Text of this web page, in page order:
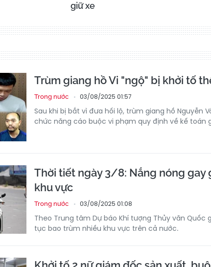
giữ xe
Trùm giang hồ Vi "ngộ" bị khởi tố
Trong nước 03/08/2025 01:57
Sau khi bị bắt vì đưa hối lộ, trùm giang hồ Nguyễn
chức năng cáo buộc vi phạm quy định về kế toán
Thời tiết ngày 3/8: Nắng nóng gay
khu vực
Trong nước 03/08/2025 01:08
Theo Trung tâm Dự báo Khí tượng Thủy văn Quốc
tục bao trùm nhiều khu vực trên cả nước.